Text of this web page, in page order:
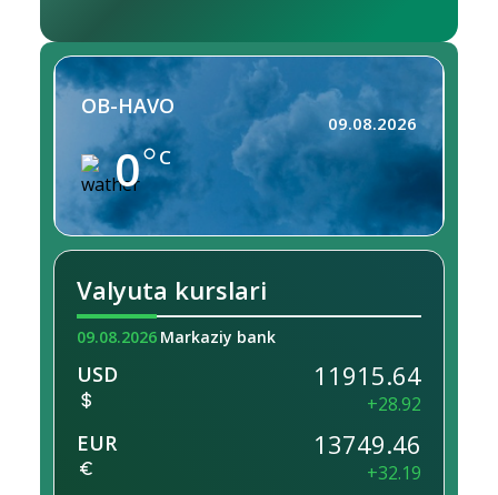
OB-HAVO
0 C
09.08.2026
Valyuta kurslari
09.08.2026 Markaziy bank
USD 11915.64
+28.92
EUR 13749.46
+32.19